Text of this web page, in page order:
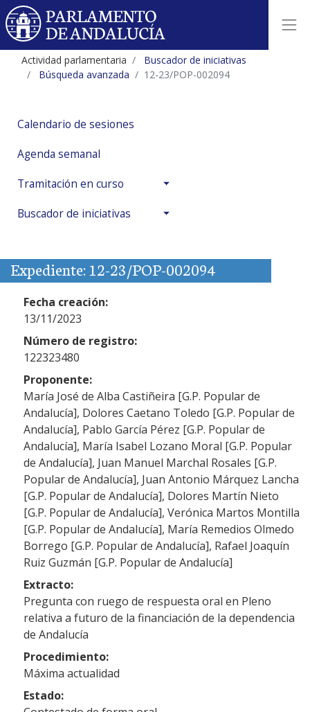
Actividad parlamentaria
Buscador de iniciativas
Búsqueda avanzada
12-23/POP-002094
Calendario de sesiones
Agenda semanal
Tramitación en curso
Buscador de iniciativas
Expediente: 12-23/POP-002094
Fecha creación:
13/11/2023
Número de registro:
122323480
Proponente:
María José de Alba Castiñeira [G.P. Popular de
Andalucía], Dolores Caetano Toledo [G.P. Popular de
Andalucía], Pablo García Pérez [G.P. Popular de
Andalucía], María Isabel Lozano Moral [G.P. Popular
de Andalucía], Juan Manuel Marchal Rosales [G.P.
Popular de Andalucía], Juan Antonio Márquez Lancha
[G.P. Popular de Andalucía], Dolores Martín Nieto
[G.P. Popular de Andalucía], Verónica Martos Montilla
[G.P. Popular de Andalucía], María Remedios Olmedo
Borrego [G.P. Popular de Andalucía], Rafael Joaquín
Ruiz Guzmán [G.P. Popular de Andalucía]
Extracto:
Pregunta con ruego de respuesta oral en Pleno
relativa a futuro de la financiación de la dependencia
de Andalucía
Procedimiento:
Máxima actualidad
Estado: